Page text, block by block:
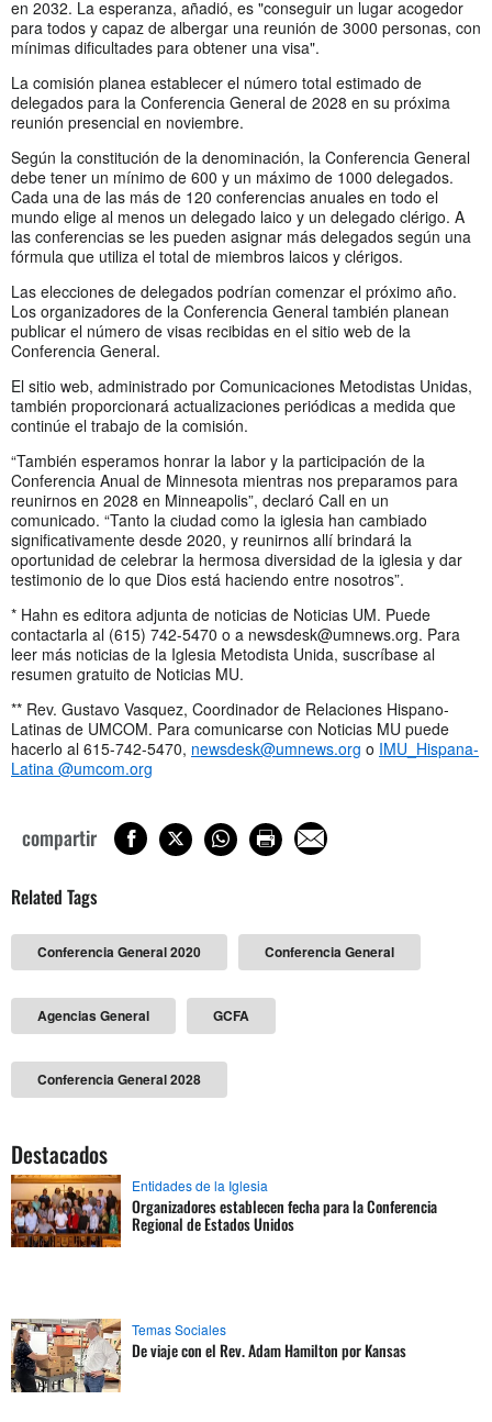
en 2032. La esperanza, añadió, es "conseguir un lugar acogedor
para todos y capaz de albergar una reunión de 3000 personas, con
mínimas dificultades para obtener una visa".
La comisión planea establecer el número total estimado de
delegados para la Conferencia General de 2028 en su próxima
reunión presencial en noviembre.
Según la constitución de la denominación, la Conferencia General
debe tener un mínimo de 600 y un máximo de 1000 delegados.
Cada una de las más de 120 conferencias anuales en todo el
mundo elige al menos un delegado laico y un delegado clérigo. A
las conferencias se les pueden asignar más delegados según una
fórmula que utiliza el total de miembros laicos y clérigos.
Las elecciones de delegados podrían comenzar el próximo año.
Los organizadores de la Conferencia General también planean
publicar el número de visas recibidas en el sitio web de la
Conferencia General.
El sitio web, administrado por Comunicaciones Metodistas Unidas,
también proporcionará actualizaciones periódicas a medida que
continúe el trabajo de la comisión.
“También esperamos honrar la labor y la participación de la
Conferencia Anual de Minnesota mientras nos preparamos para
reunirnos en 2028 en Minneapolis”, declaró Call en un
comunicado. “Tanto la ciudad como la iglesia han cambiado
significativamente desde 2020, y reunirnos allí brindará la
oportunidad de celebrar la hermosa diversidad de la iglesia y dar
testimonio de lo que Dios está haciendo entre nosotros”.
* Hahn es editora adjunta de noticias de Noticias UM. Puede
contactarla al (615) 742-5470 o a newsdesk@umnews.org. Para
leer más noticias de la Iglesia Metodista Unida, suscríbase al
resumen gratuito de Noticias MU.
** Rev. Gustavo Vasquez, Coordinador de Relaciones Hispano-
Latinas de UMCOM. Para comunicarse con Noticias MU puede
hacerlo al 615-742-5470, newsdesk@umnews.org o IMU_Hispana-
Latina @umcom.org
compartir
Related Tags
Conferencia General 2020 Conferencia General
Agencias General GCFA
Conferencia General 2028
Destacados
Entidades de la Iglesia
Organizadores establecen fecha para la Conferencia
Regional de Estados Unidos
Temas Sociales
De viaje con el Rev. Adam Hamilton por Kansas